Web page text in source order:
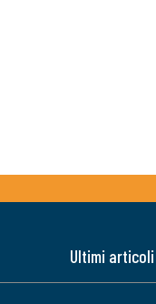
Ultimi articoli